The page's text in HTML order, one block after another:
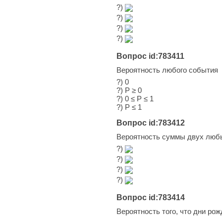
?)
?)
?)
?)
Вопрос id:783411
Вероятность любого события
?) 0
?) P ≥ 0
?) 0 ≤ P ≤ 1
?) P ≤ 1
Вопрос id:783412
Вероятность суммы двух
?)
?)
?)
?)
Вопрос id:783414
Вероятность того, что дни